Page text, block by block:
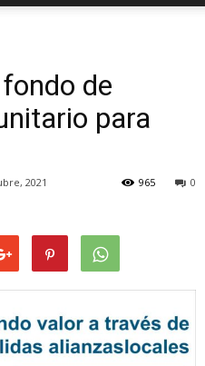
de
para
2021 0
965